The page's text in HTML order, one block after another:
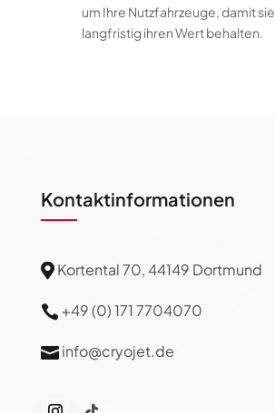
um Ihre Nutzfahrzeuge, damit sie
langfristig ihren Wert behalten.
Kontaktinformationen
 Kortental 70, 44149 Dortmund
 +49 (0) 171 7704070
 info@cryojet.de